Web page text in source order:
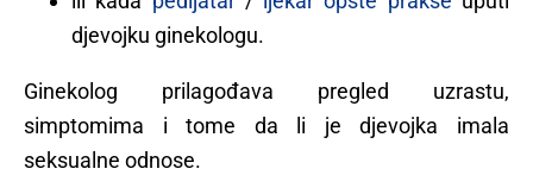
djevojku ginekologu.
Ginekolog prilagođava pregled uzrastu,
simptomima i tome da li je djevojka imala
seksualne odnose.